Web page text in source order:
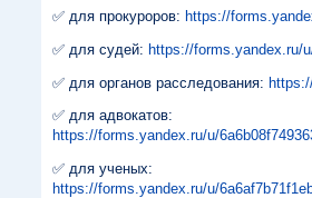
✅ для прокуроров: https://
✅ для судей: https://forms.yandex.ru/
✅ для органов расследования:
✅ для адвокатов:
https://forms.yandex.ru/u/
✅ для ученых:
https://forms.yandex.ru/u/